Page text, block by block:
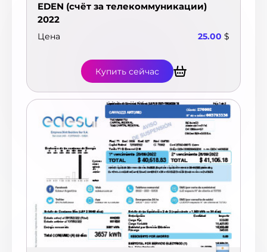
EDEN (счёт за телекоммуникации)
2022
Цена 25.00 $
Купить сейчас